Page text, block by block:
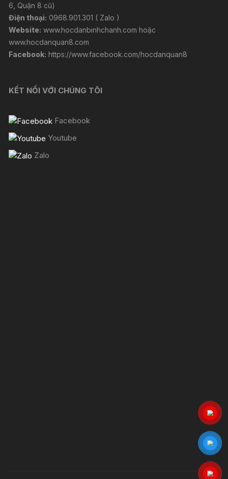
6, Quận 8 cũ)
Điện thoại: 0968.901.301 ( Zalo )
Website: www.hocdanbinhchanh.com hoặc
www.hocdanquan8.com
Facebook: https://www.facebook.com/hocdanquan8
KẾT NỐI VỚI CHÚNG TÔI
Facebook
Youtube
Zalo